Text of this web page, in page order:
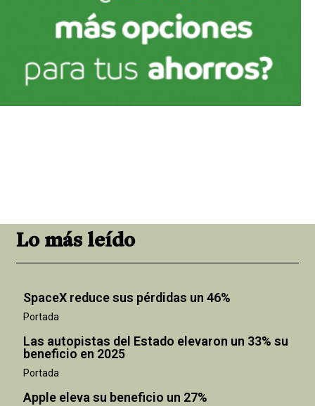
Lo más leído
SpaceX reduce sus pérdidas un 46%
Portada
Las autopistas del Estado elevaron un 33% su
beneficio en 2025
Portada
Apple eleva su beneficio un 27%